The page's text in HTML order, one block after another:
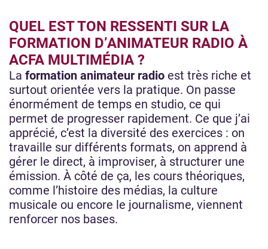
QUEL EST TON RESSENTI SUR LA
FORMATION D’ANIMATEUR RADIO À
ACFA MULTIMÉDIA ?
La formation animateur radio est très riche et
surtout orientée vers la pratique. On passe
énormément de temps en studio, ce qui
permet de progresser rapidement. Ce que j’ai
apprécié, c’est la diversité des exercices : on
travaille sur différents formats, on apprend à
gérer le direct, à improviser, à structurer une
émission. À côté de ça, les cours théoriques,
comme l’histoire des médias, la culture
musicale ou encore le journalisme, viennent
renforcer nos bases.